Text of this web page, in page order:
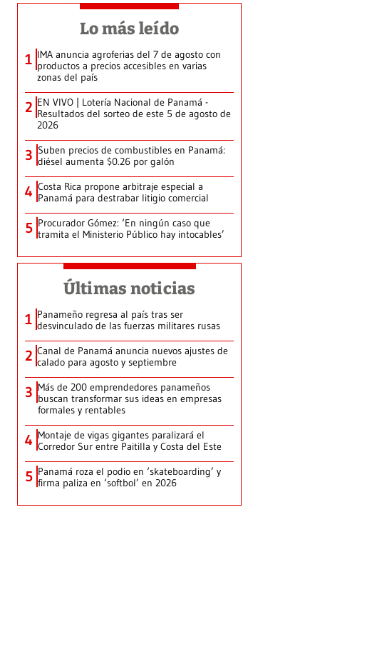
Lo más leído
1 IMA anuncia agroferias del 7 de agosto con
productos a precios accesibles en varias
zonas del país
2 EN VIVO | Lotería Nacional de Panamá -
Resultados del sorteo de este 5 de agosto de
2026
3 Suben precios de combustibles en Panamá:
diésel aumenta $0.26 por galón
4 Costa Rica propone arbitraje especial a
Panamá para destrabar litigio comercial
5 Procurador Gómez: ‘En ningún caso que
tramita el Ministerio Público hay intocables’
Últimas noticias
1 Panameño regresa al país tras ser
desvinculado de las fuerzas militares rusas
2 Canal de Panamá anuncia nuevos ajustes de
calado para agosto y septiembre
3 Más de 200 emprendedores panameños
buscan transformar sus ideas en empresas
formales y rentables
4 Montaje de vigas gigantes paralizará el
Corredor Sur entre Paitilla y Costa del Este
5 Panamá roza el podio en ‘skateboarding’ y
firma paliza en ‘softbol’ en 2026